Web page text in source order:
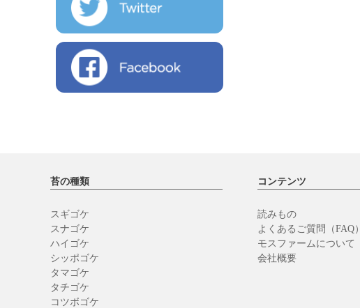
苔の種類
スギゴケ
スナゴケ
ハイゴケ
シッポゴケ
タマゴケ
タチゴケ
コツボゴケ
コンテンツ
読みもの
よくあるご質問（FAQ）
モスファームについて
会社概要